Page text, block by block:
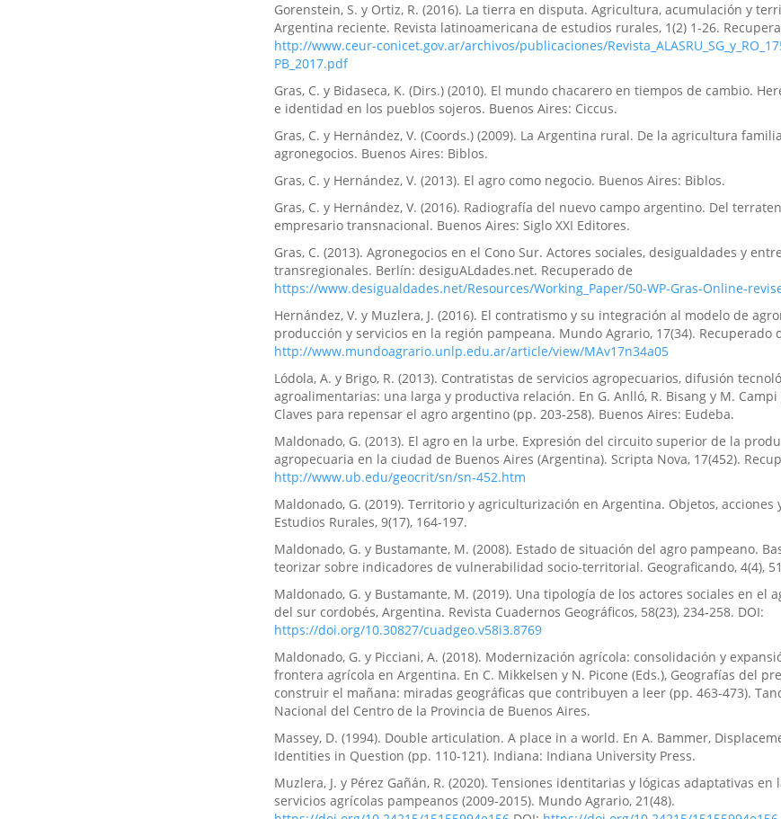
Gorenstein, S. y Ortiz, R. (2016). La tierra en disputa. Agricultura, acumulación y
Argentina reciente. Revista latinoamericana de estudios rurales, 1(2) 1-26.
http://www.ceur-conicet.gov.ar/archivos/publicaciones/
PB_2017.pdf
Gras, C. y Bidaseca, K. (Dirs.) (2010). El mundo chacarero en tiempos de cambio.
e identidad en los pueblos sojeros. Buenos Aires: Ciccus.
Gras, C. y Hernández, V. (Coords.) (2009). La Argentina rural. De la agricultura
agronegocios. Buenos Aires: Biblos.
Gras, C. y Hernández, V. (2013). El agro como negocio. Buenos Aires: Biblos.
Gras, C. y Hernández, V. (2016). Radiografía del nuevo campo argentino. Del
empresario transnacional. Buenos Aires: Siglo XXI Editores.
Gras, C. (2013). Agronegocios en el Cono Sur. Actores sociales, desigualdades y
transregionales. Berlín: desiguALdades.net. Recuperado de
https://www.desigualdades.net/Resources/Working_Paper/50-WP-Gras-Online-
Hernández, V. y Muzlera, J. (2016). El contratismo y su integración al modelo de
producción y servicios en la región pampeana. Mundo Agrario, 17(34). Recuperado
http://www.mundoagrario.unlp.edu.ar/article/view/MAv17n34a05
Lódola, A. y Brigo, R. (2013). Contratistas de servicios agropecuarios, difusión
agroalimentarias: una larga y productiva relación. En G. Anlló, R. Bisang y M. Campi
Claves para repensar el agro argentino (pp. 203-258). Buenos Aires: Eudeba.
Maldonado, G. (2013). El agro en la urbe. Expresión del circuito superior de la
agropecuaria en la ciudad de Buenos Aires (Argentina). Scripta Nova, 17(452).
http://www.ub.edu/geocrit/sn/sn-452.htm
Maldonado, G. (2019). Territorio y agriculturización en Argentina. Objetos, acciones
Estudios Rurales, 9(17), 164-197.
Maldonado, G. y Bustamante, M. (2008). Estado de situación del agro pampeano.
teorizar sobre indicadores de vulnerabilidad socio-territorial. Geograficando, 4(4),
Maldonado, G. y Bustamante, M. (2019). Una tipología de los actores sociales en el
del sur cordobés, Argentina. Revista Cuadernos Geográficos, 58(23), 234-258. DOI:
https://doi.org/10.30827/cuadgeo.v58i3.8769
Maldonado, G. y Picciani, A. (2018). Modernización agrícola: consolidación y
frontera agrícola en Argentina. En C. Mikkelsen y N. Picone (Eds.), Geografías del
construir el mañana: miradas geográficas que contribuyen a leer (pp. 463-473).
Nacional del Centro de la Provincia de Buenos Aires.
Massey, D. (1994). Double articulation. A place in a world. En A. Bammer,
Identities in Question (pp. 110-121). Indiana: Indiana University Press.
Muzlera, J. y Pérez Gañán, R. (2020). Tensiones identitarias y lógicas adaptativas en
servicios agrícolas pampeanos (2009-2015). Mundo Agrario, 21(48).